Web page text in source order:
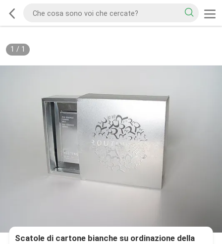
1 / 1
Scatole di cartone bianche su ordinazione della